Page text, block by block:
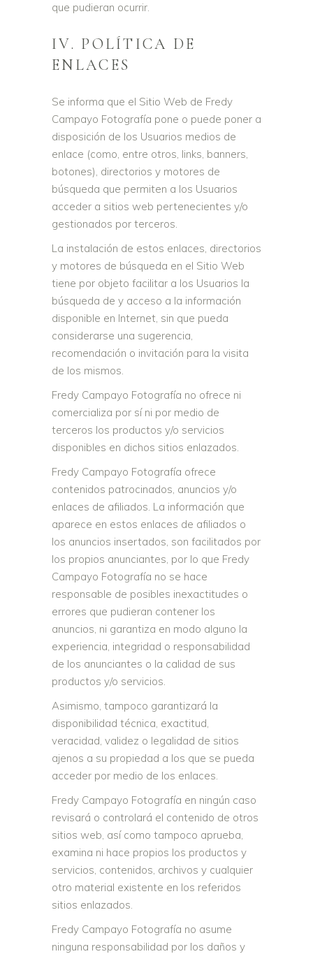
que pudieran ocurrir.
IV. POLÍTICA DE
ENLACES
Se informa que el Sitio Web de Fredy
Campayo Fotografía pone o puede poner a
disposición de los Usuarios medios de
enlace (como, entre otros, links, banners,
botones), directorios y motores de
búsqueda que permiten a los Usuarios
acceder a sitios web pertenecientes y/o
gestionados por terceros.
La instalación de estos enlaces, directorios
y motores de búsqueda en el Sitio Web
tiene por objeto facilitar a los Usuarios la
búsqueda de y acceso a la información
disponible en Internet, sin que pueda
considerarse una sugerencia,
recomendación o invitación para la visita
de los mismos.
Fredy Campayo Fotografía no ofrece ni
comercializa por sí ni por medio de
terceros los productos y/o servicios
disponibles en dichos sitios enlazados.
Fredy Campayo Fotografía ofrece
contenidos patrocinados, anuncios y/o
enlaces de afiliados. La información que
aparece en estos enlaces de afiliados o
los anuncios insertados, son facilitados por
los propios anunciantes, por lo que Fredy
Campayo Fotografía no se hace
responsable de posibles inexactitudes o
errores que pudieran contener los
anuncios, ni garantiza en modo alguno la
experiencia, integridad o responsabilidad
de los anunciantes o la calidad de sus
productos y/o servicios.
Asimismo, tampoco garantizará la
disponibilidad técnica, exactitud,
veracidad, validez o legalidad de sitios
ajenos a su propiedad a los que se pueda
acceder por medio de los enlaces.
Fredy Campayo Fotografía en ningún caso
revisará o controlará el contenido de otros
sitios web, así como tampoco aprueba,
examina ni hace propios los productos y
servicios, contenidos, archivos y cualquier
otro material existente en los referidos
sitios enlazados.
Fredy Campayo Fotografía no asume
ninguna responsabilidad por los daños y